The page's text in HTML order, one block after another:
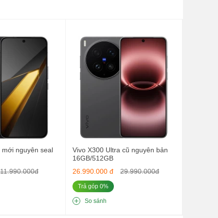
mới nguyên seal
11.990.000đ
Vivo X300 Ultra cũ nguyên bản
16GB/512GB
26.990.000 đ
29.990.000đ
Trả góp 0%
So sánh